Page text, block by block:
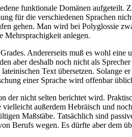
funktionale Domänen
für die verschiedenen Sprachen
gehen. Man wird bei Polyglossie
Mehrsprachigkeit anlegen.
Andererseits muß es wohl
aber deshalb noch nicht als
Text übersetzen. Solange
einer Sprache wird offenbar
nicht selten berichtet wird.
außerdem Hebräisch und
Maßstäbe. Tatsächlich sind
Berufs wegen. Es dürfte aber dem